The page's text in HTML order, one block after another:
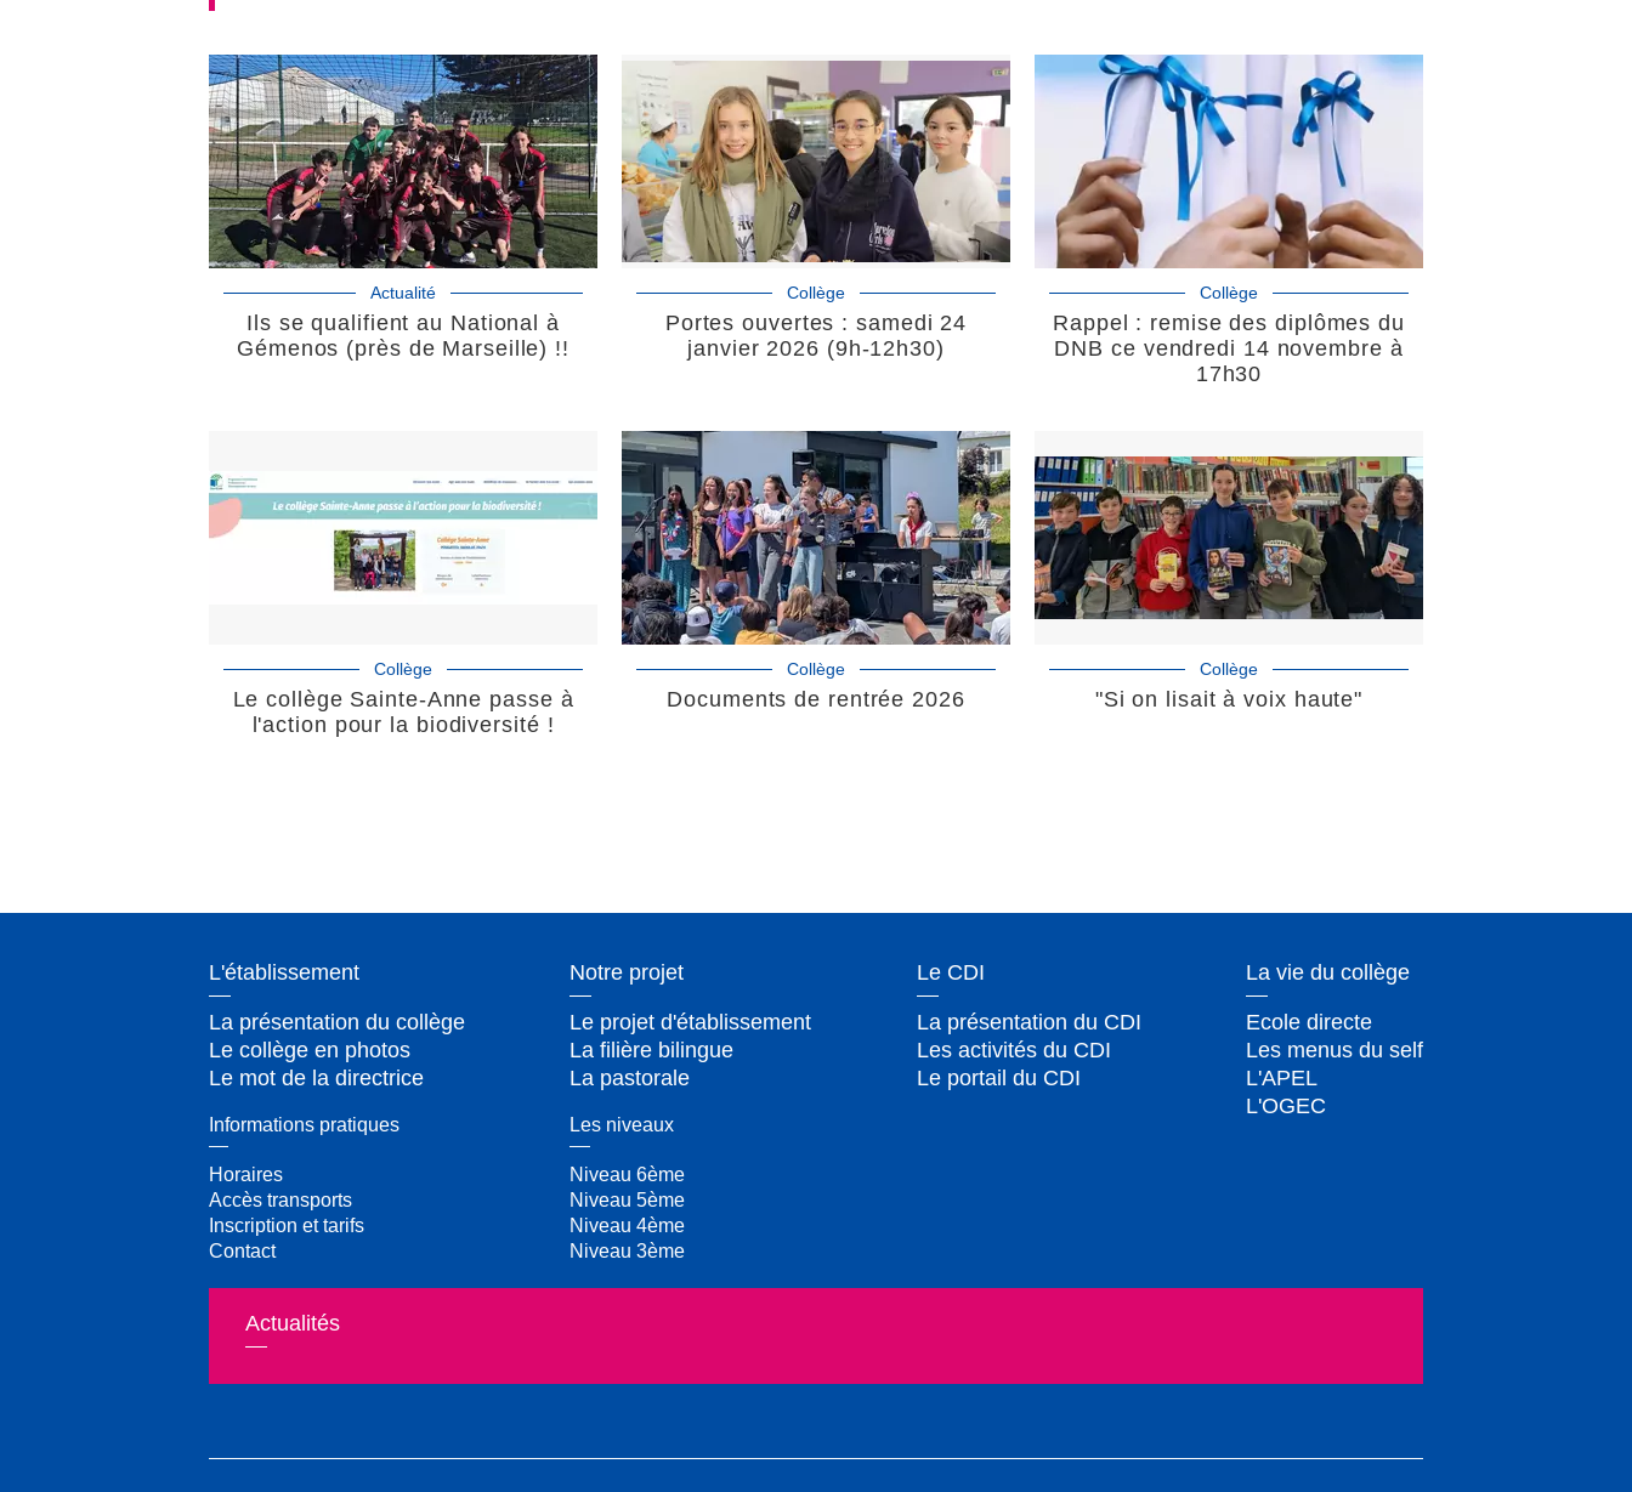
Actualité
Ils se qualifient au National à
Gémenos (près de Marseille) !!
Collège
Portes ouvertes : samedi 24
janvier 2026 (9h-12h30)
Collège
Rappel : remise des diplômes du
DNB ce vendredi 14 novembre à
17h30
Collège
Le collège Sainte-Anne passe à
l'action pour la biodiversité !
Collège
Documents de rentrée 2026
Collège
"Si on lisait à voix haute"
L'établissement
La présentation du collège
Le collège en photos
Le mot de la directrice
Informations pratiques
Horaires
Accès transports
Inscription et tarifs
Contact
Notre projet
Le projet d'établissement
La filière bilingue
La pastorale
Les niveaux
Niveau 6ème
Niveau 5ème
Niveau 4ème
Niveau 3ème
Le CDI
La présentation du CDI
Les activités du CDI
Le portail du CDI
La vie du collège
Ecole directe
Les menus du self
L'APEL
L'OGEC
Actualités